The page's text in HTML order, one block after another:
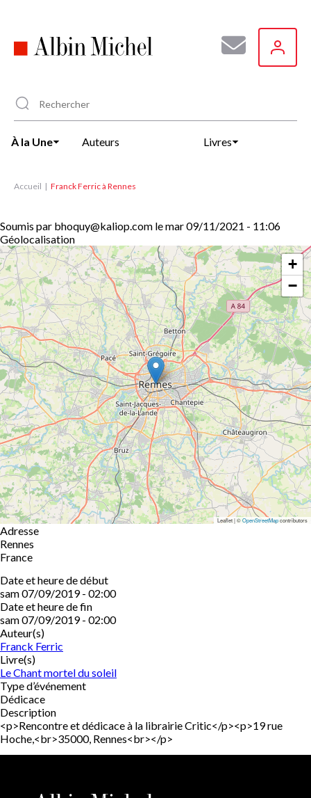
principal
À la Une Auteurs Livres
Accueil Franck Ferric à Rennes
Soumis par bhoquy@kaliop.com lemar 09/11/2021 - 11:06
Géolocalisation
+
−
Leaflet | ©OpenStreetMapcontributors
Adresse
Rennes
France
Date et heure de début
sam 07/09/2019 - 02:00
Date et heure de fin
sam 07/09/2019 - 02:00
Auteur(s)
Franck Ferric
Livre(s)
Le Chant mortel du soleil
Type d’événement
Dédicace
Description
<p>Rencontre et dédicace à la librairie Critic</p><p>19 rue
Hoche,<br>35000, Rennes<br></p>